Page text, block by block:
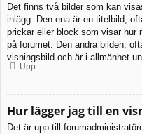
Det finns två bilder som kan
inlägg. Den ena är en titelbild,
prickar eller block som visar hur
på forumet. Den andra bilden,
visningsbild och är i allmänhet
Upp
Hur lägger jag till en
Det är upp till